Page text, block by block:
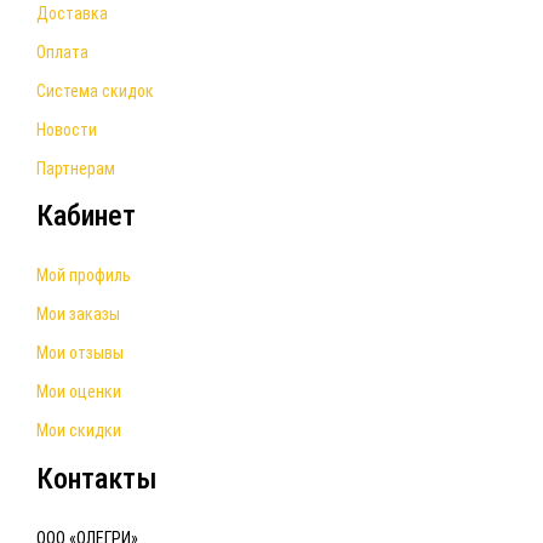
Доставка
Оплата
Система скидок
Новости
Партнерам
Кабинет
Мой профиль
Мои заказы
Мои отзывы
Мои оценки
Мои скидки
Контакты
ООО «ОЛЕГРИ»